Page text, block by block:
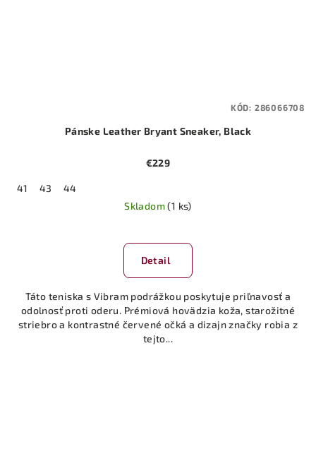
Pánske Leather Bryant Sneaker, Black
€229
41 43
44
Skladom(1 ks)
Detail
Táto teniska s Vibram podrážkou poskytuje priľnavosť a
odolnosť proti oderu. Prémiová hovädzia koža, starožitné
striebro a kontrastné červené očká a dizajn značky robia z
tejto...
KÓD: 286066708